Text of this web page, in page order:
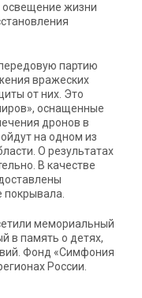
освещение жизни
партию
вражеских
от них. Это
оснащенные
дронов в
на одном из
О результатах
В качестве
мемориальный
в память о детях,
Фонд «Симфония
России.